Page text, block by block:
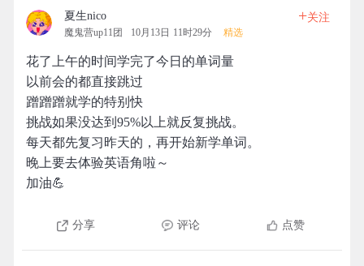
夏生nico
魔鬼营up11团 10月13日 11时29分 精选
+关注
花了上午的时间学完了今日的单词量
以前会的都直接跳过
蹭蹭蹭就学的特别快
挑战如果没达到95%以上就反复挑战。
每天都先复习昨天的，再开始新学单词。
晚上要去体验英语角啦～
加油💪
分享 评论 点赞